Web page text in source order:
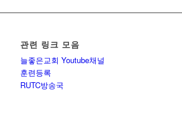
관련 링크 모음
늘좋은교회 Youtube채널
훈련등록
RUTC방송국